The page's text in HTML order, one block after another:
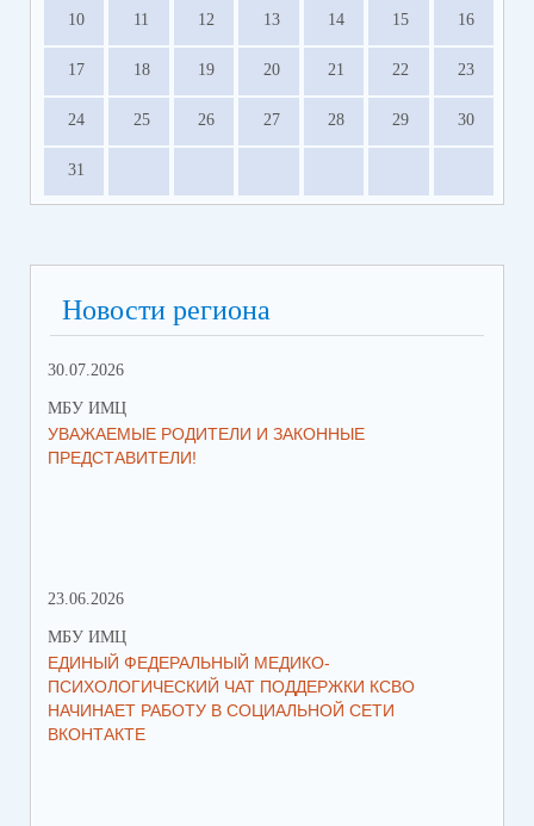
10 11 12 13 14 15 16
17 18 19 20 21 22 23
24 25 26 27 28 29 30
31
Новости региона
30.07.2026
МБУ ИМЦ
УВАЖАЕМЫЕ РОДИТЕЛИ И ЗАКОННЫЕ
ПРЕДСТАВИТЕЛИ!
23.06.2026
МБУ ИМЦ
ЕДИНЫЙ ФЕДЕРАЛЬНЫЙ МЕДИКО-
ПСИХОЛОГИЧЕСКИЙ ЧАТ ПОДДЕРЖКИ КСВО
НАЧИНАЕТ РАБОТУ В СОЦИАЛЬНОЙ СЕТИ
ВКОНТАКТЕ